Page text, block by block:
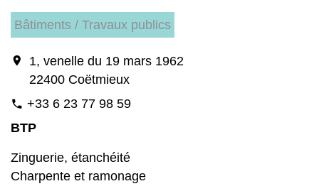
Bâtiments / Travaux publics
location_on
1, venelle du 19 mars 1962
22400 Coëtmieux
phone +33 6 23 77 98 59
BTP
Zinguerie, étanchéité
Charpente et ramonage